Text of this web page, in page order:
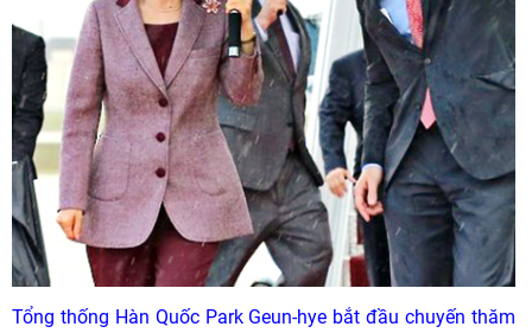
Tổng thống Hàn Quốc Park Geun-hye bắt đầu chuyến thăm